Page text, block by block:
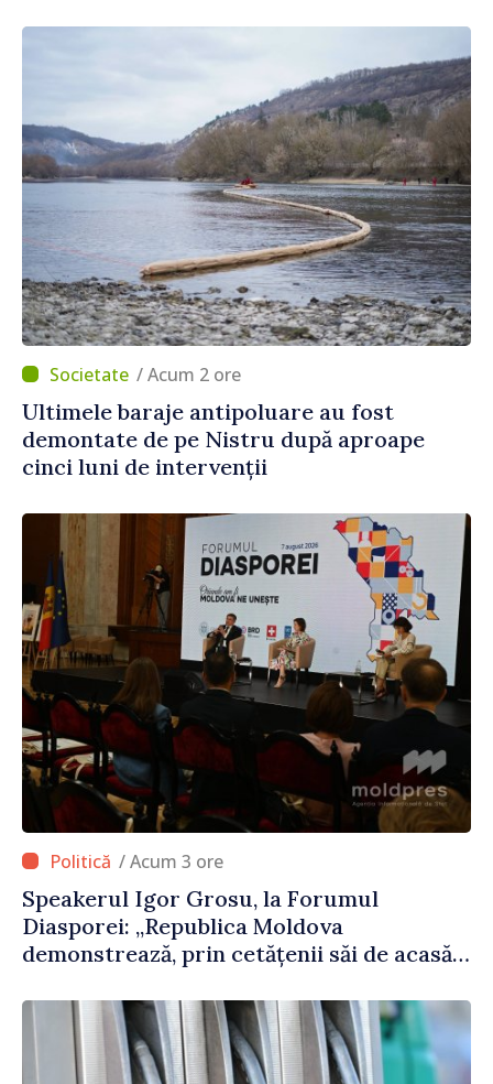
/ Acum 2 ore
Ultimele baraje antipoluare au fost
demontate de pe Nistru după aproape
cinci luni de intervenții
/ Acum 3 ore
Speakerul Igor Grosu, la Forumul
Diasporei: „Republica Moldova
demonstrează, prin cetățenii săi de acasă
parte a marii familii europene”